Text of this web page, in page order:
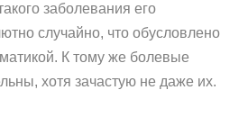
заболевания его
случайно, что обусловлено
К тому же болевые
хотя зачастую не даже их.